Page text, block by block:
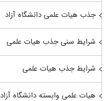
جذب هیات علمی دانشگاه آزاد
شرایط سنی جذب هیات علمی
شرایط جذب هیات علمی
هیات علمی وابسته دانشگاه آزاد